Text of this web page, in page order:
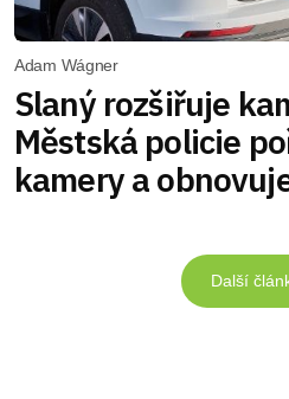
Adam Wágner
Slaný rozšiřuje
Městská policie
kamery a
Další